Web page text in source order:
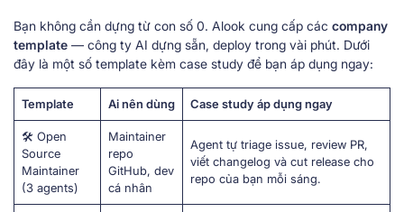
Bạn không cần dựng từ con số 0. Alook cung cấp các company
template — công ty AI dựng sẵn, deploy trong vài phút. Dưới
đây là một số template kèm case study để bạn áp dụng ngay:
Template Ai nên dùng Case study áp dụng ngay
🛠 Open
Source
Maintainer
(3 agents)
Maintainer
repo
GitHub, dev
cá nhân
Agent tự triage issue, review PR,
viết changelog và cut release cho
repo của bạn mỗi sáng.